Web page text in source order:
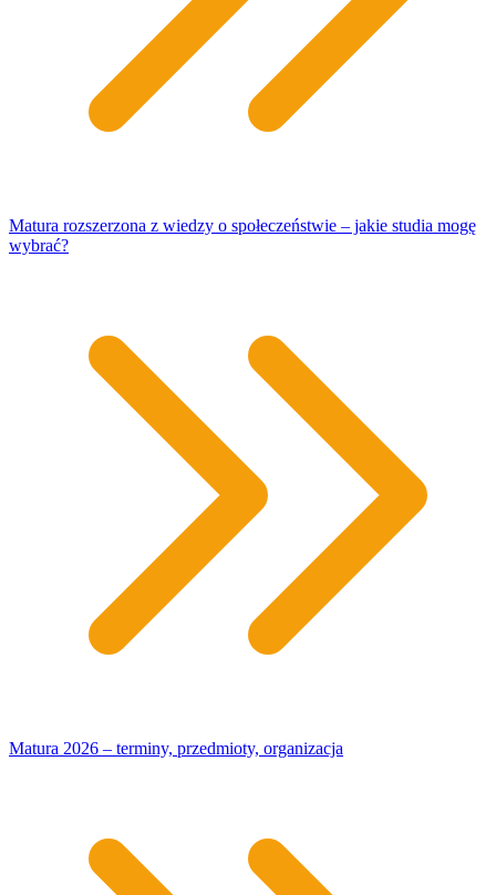
Matura rozszerzona z wiedzy o społeczeństwie – jakie studia mogę
wybrać?
Matura 2026 – terminy, przedmioty, organizacja